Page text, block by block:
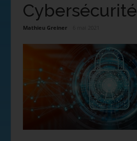
Cybersécurité
Mathieu Greiner